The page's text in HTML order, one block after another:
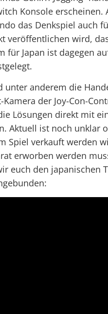
Konsole erscheinen.
das Denkspiel auch
veröffentlichen wird,
für Japan ist dagegen
unter anderem die
der Joy-Con-
Lösungen direkt mit
Aktuell ist noch unklar
Spiel verkauft werden
erworben werden
euch den japanischen